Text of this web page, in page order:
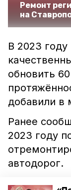
Ремонт
на
В 2023
обновить
добавили в
Ранее
2023 году
автодорог.